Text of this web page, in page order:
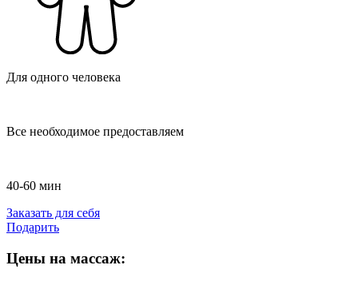
Для одного человека
Все необходимое предоставляем
40-60 мин
Заказать для себя
Подарить
Цены на массаж: